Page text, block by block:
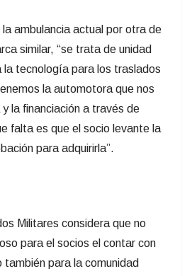
ambulancia actual por otra de
similar, “se trata de unidad
tecnología para los traslados
la automotora que nos
la financiación a través de
falta es que el socio levante la
para adquirirla”.
Militares considera que no
para el socios el contar con
también para la comunidad